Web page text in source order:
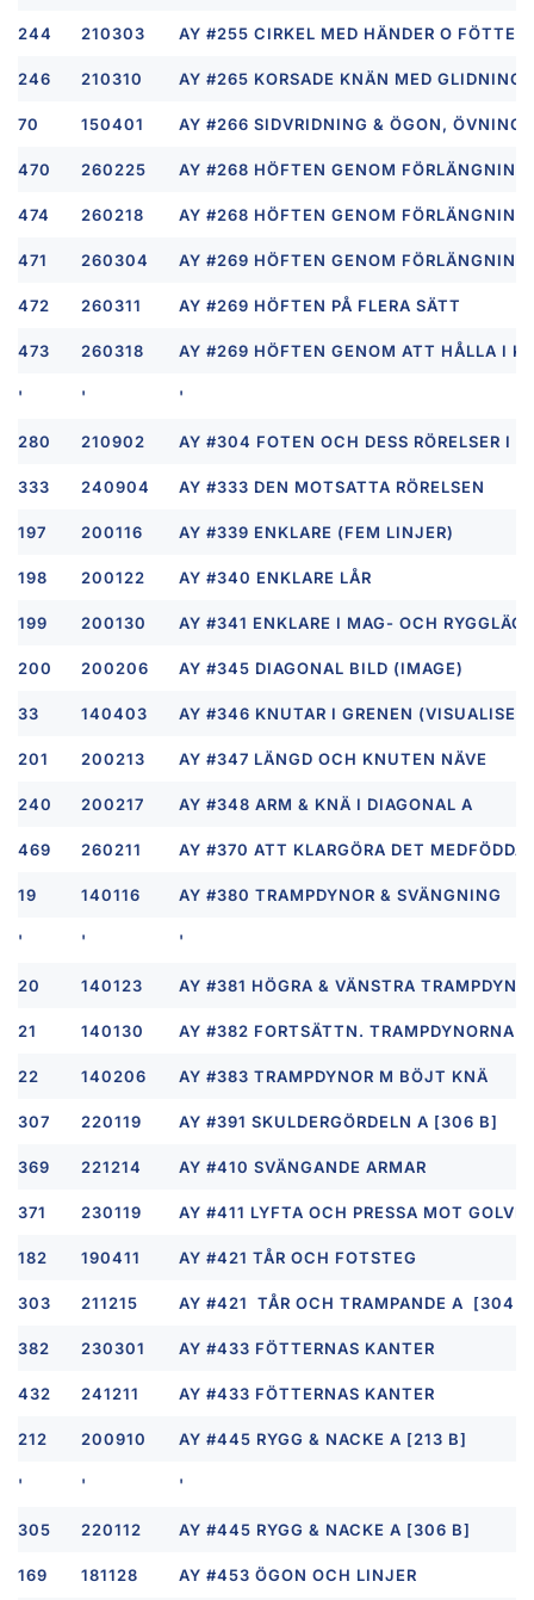
244 210303 AY #255 CIRKEL MED HÄNDER O FÖTTER
246 210310 AY #265 KORSADE KNÄN MED GLIDNING
70 150401 AY #266 SIDVRIDNING & ÖGON, ÖVNING
470 260225 AY #268 HÖFTEN GENOM FÖRLÄNGNING
474 260218 AY #268 HÖFTEN GENOM FÖRLÄNGNING
471 260304 AY #269 HÖFTEN GENOM
472 260311 AY #269 HÖFTEN PÅ FLERA SÄTT
473 260318 AY #269 HÖFTEN GENOM ATT HÅLLA I
' ' '
280 210902 AY #304 FOTEN OCH DESS RÖRELSER I
333 240904 AY #333 DEN MOTSATTA RÖRELSEN
197 200116 AY #339 ENKLARE (FEM LINJER)
198 200122 AY #340 ENKLARE LÅR
199 200130 AY #341 ENKLARE I MAG- OCH RYGGLÄGE
200 200206 AY #345 DIAGONAL BILD (IMAGE)
33 140403 AY #346 KNUTAR I GRENEN
201 200213 AY #347 LÄNGD OCH KNUTEN NÄVE
240 200217 AY #348 ARM & KNÄ I DIAGONAL A
469 260211 AY #370 ATT KLARGÖRA DET
19 140116 AY #380 TRAMPDYNOR & SVÄNGNING
' ' '
20 140123 AY #381 HÖGRA & VÄNSTRA
21 140130 AY #382 FORTSÄTTN. TRAMPDYNORNA
22 140206 AY #383 TRAMPDYNOR M BÖJT KNÄ
307 220119 AY #391 SKULDERGÖRDELN A [306 B]
369 221214 AY #410 SVÄNGANDE ARMAR
371 230119 AY #411 LYFTA OCH PRESSA MOT
182 190411 AY #421 TÅR OCH FOTSTEG
303 211215 AY #421 TÅR OCH TRAMPANDE A [304
382 230301 AY #433 FÖTTERNAS KANTER
432 241211 AY #433 FÖTTERNAS KANTER
212 200910 AY #445 RYGG & NACKE A [213 B]
' ' '
305 220112 AY #445 RYGG & NACKE A [306 B]
169 181128 AY #453 ÖGON OCH LINJER